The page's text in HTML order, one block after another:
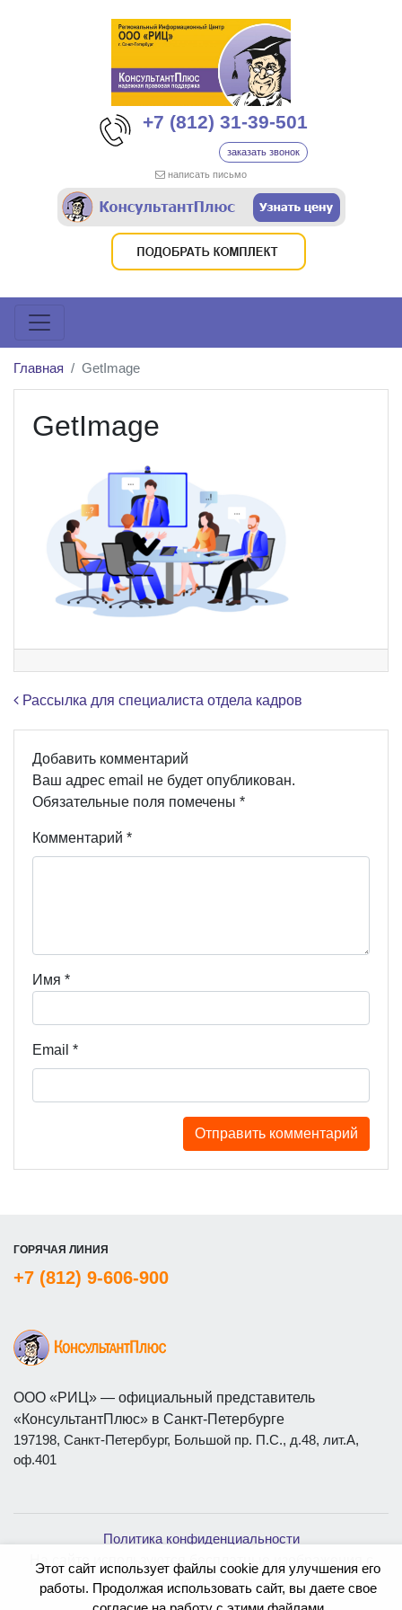
+7 (812) 31-39-501
заказать звонок
написать письмо
Главная GetImage
GetImage
Навигация по записям
Рассылка для специалиста отдела кадров
Добавить комментарий
Ваш адрес email не будет опубликован.
Обязательные поля помечены *
Комментарий *
Имя *
Email *
ГОРЯЧАЯ ЛИНИЯ
+7 (812) 9-606-900
ООО «РИЦ» — официальный представитель
«КонсультантПлюс» в Санкт-Петербурге
197198, Санкт-Петербург, Большой пр. П.С., д.48, лит.А,
оф.401
Политика конфиденциальности
На сайте используются бесплатные изображения с
Этот сайт использует файлы cookie для улучшения его
работы. Продолжая использовать сайт, вы даете свое